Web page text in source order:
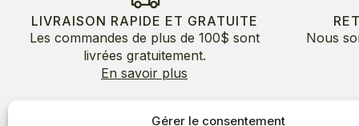
Gérer le consentement
LIVRAISON RAPIDE ET GRATUITE
Les commandes de plus de 100$ sont
livrées gratuitement.
En savoir plus
Nous